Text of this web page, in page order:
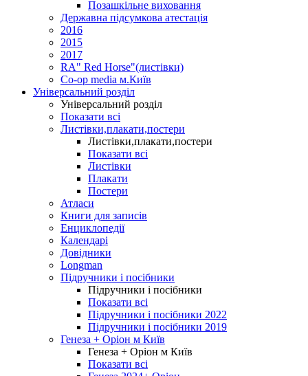
Позашкільне виховання
Державна підсумкова атестація
2016
2015
2017
RA" Red Horse"(листівки)
Co-op media м.Київ
Універсальний розділ
Універсальний розділ
Показати всі
Листівки,плакати,постери
Листівки,плакати,постери
Показати всі
Листівки
Плакати
Постери
Атласи
Книги для записів
Енциклопедії
Календарі
Довідники
Longman
Підручники і посібники
Підручники і посібники
Показати всі
Підручники і посібники 2022
Підручники і посібники 2019
Генеза + Оріон м Київ
Генеза + Оріон м Київ
Показати всі